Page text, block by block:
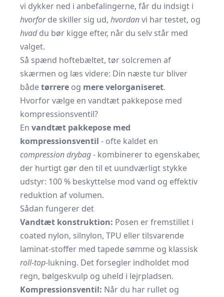
vi dykker ned i anbefalingerne, får du indsigt i
hvorforde skiller sig ud, hvordanvi har testet, og
hvaddu bør kigge efter, når du selv står med
valget.
Så spænd hoftebæltet, tør solcremen af
skærmen og læs videre: Din næste tur bliver
bådetørrere og mere velorganiseret.
Hvorfor vælge en vandtæt pakkepose med
kompressionsventil?
En vandtæt pakkepose med
kompressionsventil - ofte kaldet en
compression drybag- kombinerer to egenskaber,
der hurtigt gør den til et uundværligt stykke
udstyr: 100 % beskyttelse mod vand og effektiv
reduktion af volumen.
Sådan fungerer det
Vandtæt konstruktion: Posen er fremstillet i
coated nylon, silnylon, TPU eller tilsvarende
laminat-stoffer med tapede sømme og klassisk
roll-top-lukning. Det forsegler indholdet mod
regn, bølgeskvulp og uheld i lejrpladsen.
Kompressionsventil: Når du har rullet og